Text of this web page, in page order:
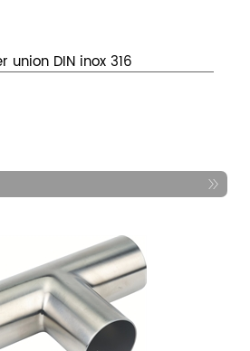
union DIN inox 316